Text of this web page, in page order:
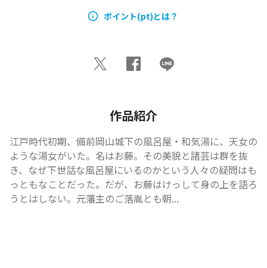
ポイント(pt)とは？
作品紹介
江戸時代初期、備前岡山城下の風呂屋・和気湯に、天女の
ような湯女がいた。名はお藤。その美貌と諸芸は群を抜
き、なぜ下世話な風呂屋にいるのかという人々の疑問はも
っともなことだった。だが、お藤はけっして身の上を語ろ
うとはしない。元藩主のご落胤とも朝...